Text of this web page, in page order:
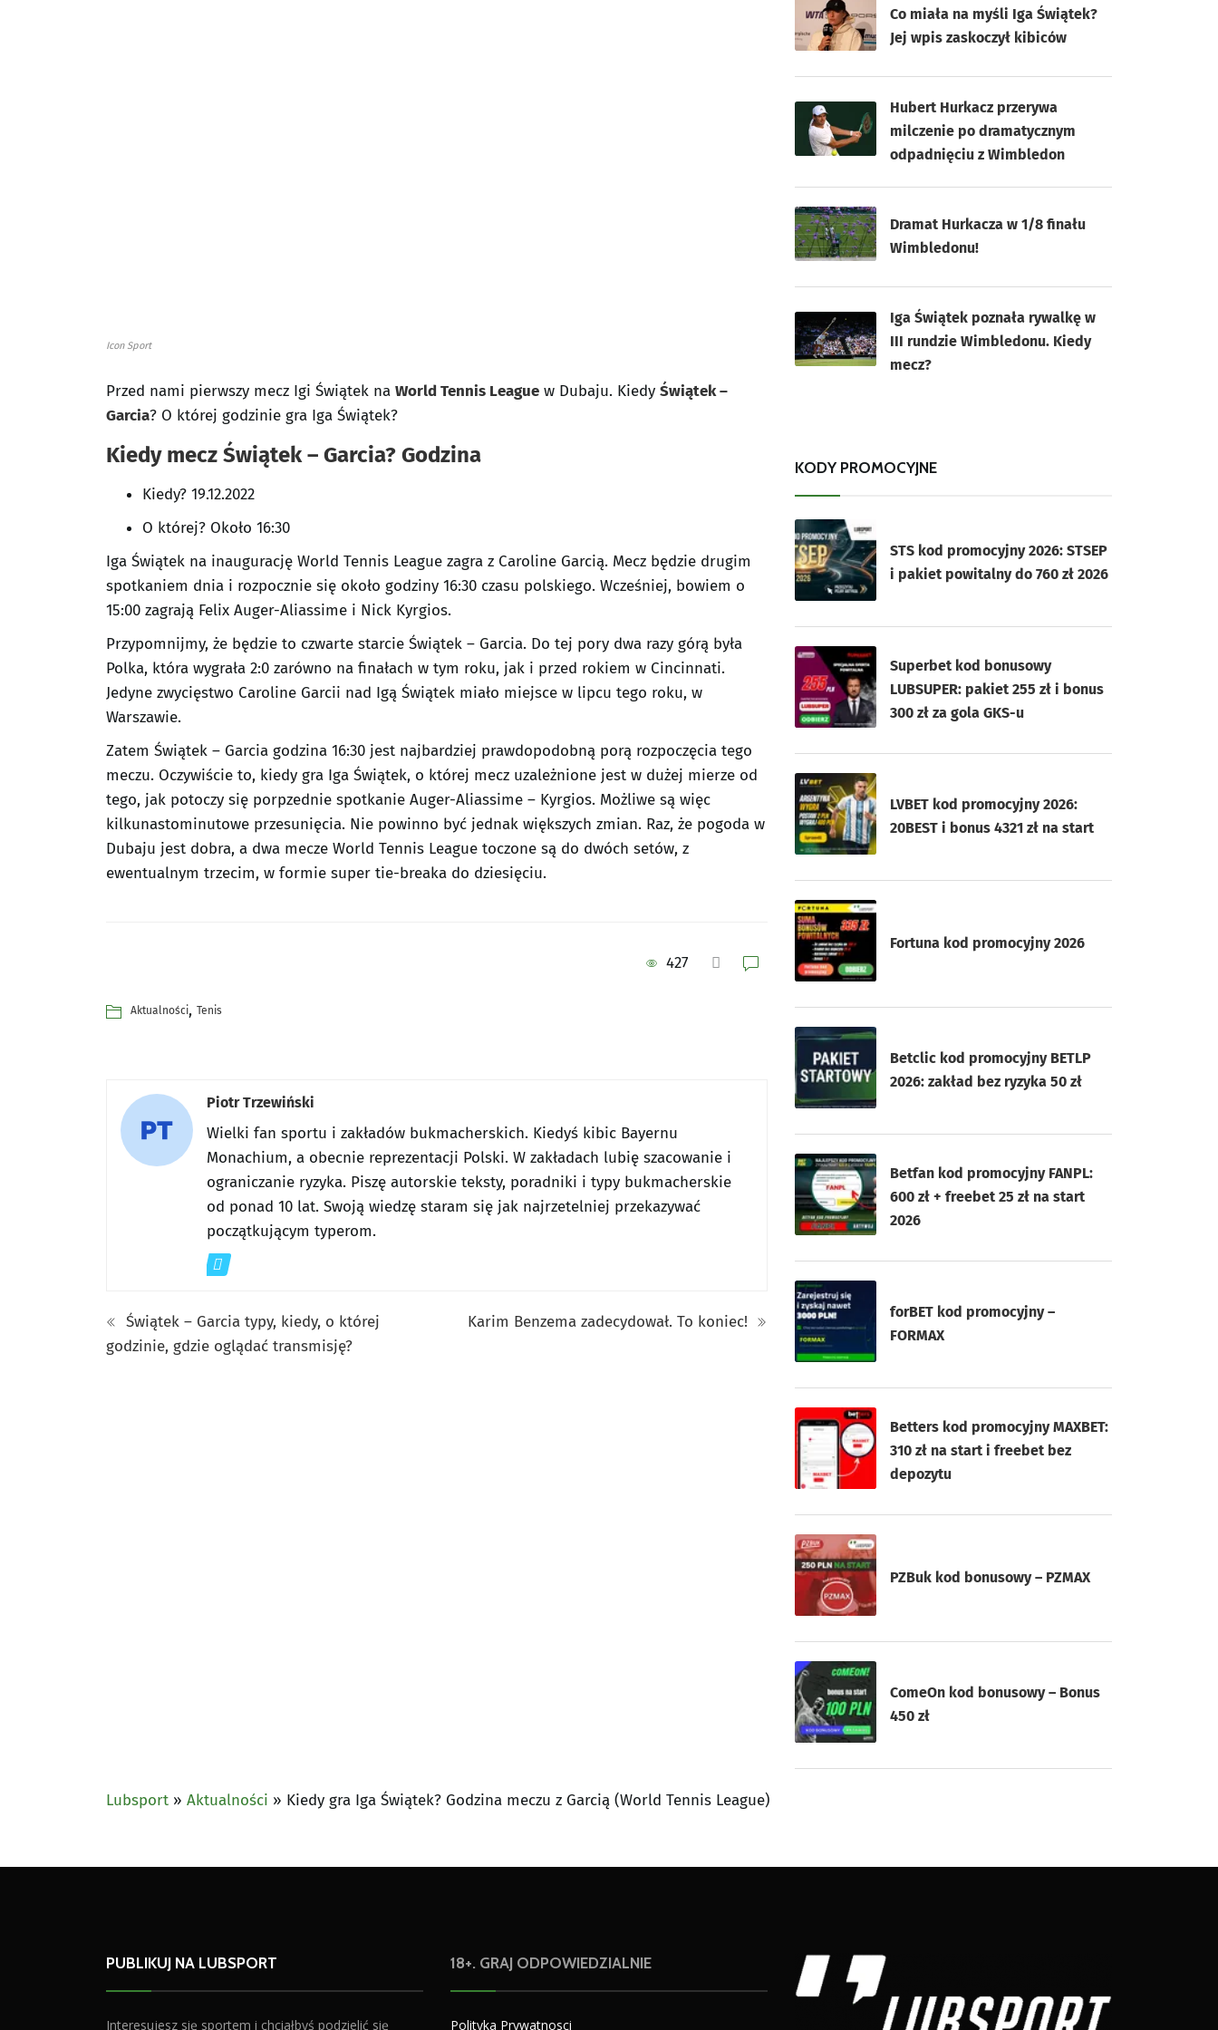
Icon Sport
Przed nami pierwszy mecz Igi Świątek na World Tennis League w Dubaju. Kiedy Świątek –
Garcia? O której godzinie gra Iga Świątek?
Kiedy mecz Świątek – Garcia? Godzina
Kiedy? 19.12.2022
O której? Około 16:30
Iga Świątek na inaugurację World Tennis League zagra z Caroline Garcią. Mecz będzie drugim
spotkaniem dnia i rozpocznie się około godziny 16:30 czasu polskiego. Wcześniej, bowiem o
15:00 zagrają Felix Auger-Aliassime i Nick Kyrgios.
Przypomnijmy, że będzie to czwarte starcie Świątek – Garcia. Do tej pory dwa razy górą była
Polka, która wygrała 2:0 zarówno na finałach w tym roku, jak i przed rokiem w Cincinnati.
Jedyne zwycięstwo Caroline Garcii nad Igą Świątek miało miejsce w lipcu tego roku, w
Warszawie.
Zatem Świątek – Garcia godzina 16:30 jest najbardziej prawdopodobną porą rozpoczęcia tego
meczu. Oczywiście to, kiedy gra Iga Świątek, o której mecz uzależnione jest w dużej mierze od
tego, jak potoczy się porpzednie spotkanie Auger-Aliassime – Kyrgios. Możliwe są więc
kilkunastominutowe przesunięcia. Nie powinno być jednak większych zmian. Raz, że pogoda w
Dubaju jest dobra, a dwa mecze World Tennis League toczone są do dwóch setów, z
ewentualnym trzecim, w formie super tie-breaka do dziesięciu.
427
Aktualności, Tenis
Piotr Trzewiński
Wielki fan sportu i zakładów bukmacherskich. Kiedyś kibic Bayernu
Monachium, a obecnie reprezentacji Polski. W zakładach lubię szacowanie i
ograniczanie ryzyka. Piszę autorskie teksty, poradniki i typy bukmacherskie
od ponad 10 lat. Swoją wiedzę staram się jak najrzetelniej przekazywać
początkującym typerom.
Świątek – Garcia typy, kiedy, o której
godzinie, gdzie oglądać transmisję?
Karim Benzema zadecydował. To koniec!
Co miała na myśli Iga Świątek?
Jej wpis zaskoczył kibiców
Hubert Hurkacz przerywa
milczenie po dramatycznym
odpadnięciu z Wimbledon
Dramat Hurkacza w 1/8 finału
Wimbledonu!
Iga Świątek poznała rywalkę w
III rundzie Wimbledonu. Kiedy
mecz?
KODY PROMOCYJNE
STS kod promocyjny 2026: STSEP
i pakiet powitalny do 760 zł 2026
Superbet kod bonusowy
LUBSUPER: pakiet 255 zł i bonus
300 zł za gola GKS-u
LVBET kod promocyjny 2026:
20BEST i bonus 4321 zł na start
Fortuna kod promocyjny 2026
Betclic kod promocyjny BETLP
2026: zakład bez ryzyka 50 zł
Betfan kod promocyjny FANPL:
600 zł + freebet 25 zł na start
2026
forBET kod promocyjny –
FORMAX
Betters kod promocyjny MAXBET:
310 zł na start i freebet bez
depozytu
PZBuk kod bonusowy – PZMAX
ComeOn kod bonusowy – Bonus
450 zł
Lubsport » Aktualności » Kiedy gra Iga Świątek? Godzina meczu z Garcią (World Tennis League)
PUBLIKUJ NA LUBSPORT
Interesujesz się sportem i chciałbyś podzielić się
18+. GRAJ ODPOWIEDZIALNIE
Polityka Prywatnosci